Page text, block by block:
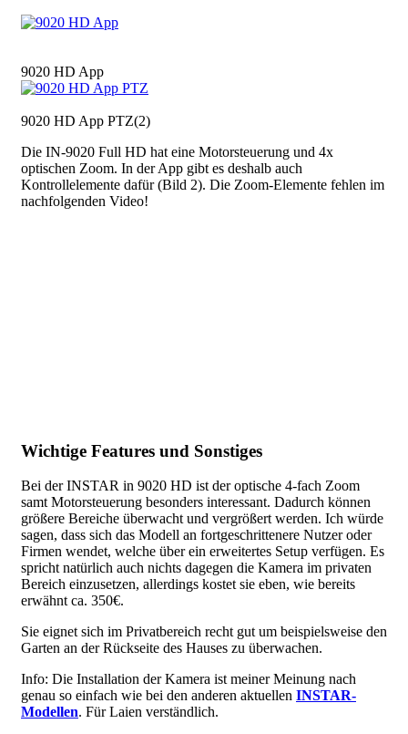
Bild
9020 HD App
Bild
9020 HD App PTZ(2)
Die IN-9020 Full HD hat eine Motorsteuerung und 4x
optischen Zoom. In der App gibt es deshalb auch
Kontrollelemente dafür (Bild 2). Die Zoom-Elemente fehlen im
nachfolgenden Video!
Wichtige Features und Sonstiges
Bei der INSTAR in 9020 HD ist der optische 4-fach Zoom
samt Motorsteuerung besonders interessant. Dadurch können
größere Bereiche überwacht und vergrößert werden. Ich würde
sagen, dass sich das Modell an fortgeschrittenere Nutzer oder
Firmen wendet, welche über ein erweitertes Setup verfügen. Es
spricht natürlich auch nichts dagegen die Kamera im privaten
Bereich einzusetzen, allerdings kostet sie eben, wie bereits
erwähnt ca. 350€.
Sie eignet sich im Privatbereich recht gut um beispielsweise den
Garten an der Rückseite des Hauses zu überwachen.
Info: Die Installation der Kamera ist meiner Meinung nach
genau so einfach wie bei den anderen aktuellen INSTAR-
Modellen. Für Laien verständlich.